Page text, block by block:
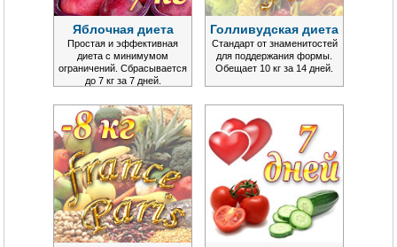
Яблочная диета
Простая и эффективная
диета с минимумом
ограничений. Сбрасывается
до 7 кг за 7 дней.
Голливудская диета
Стандарт от знаменитостей
для поддержания формы.
Обещает 10 кг за 14 дней.